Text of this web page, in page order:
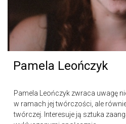
Pamela Leończyk
Pamela Leończyk zwraca uwagę
w ramach jej twórczości, ale
twórczej. Interesuje ją sztuka